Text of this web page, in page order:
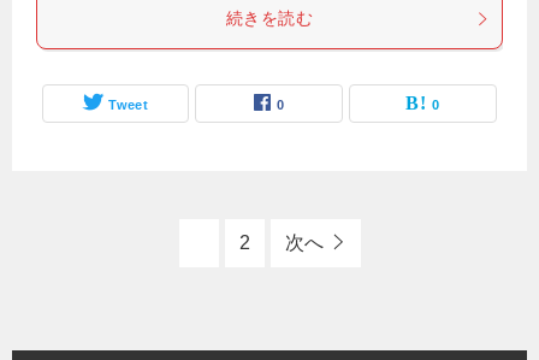
続きを読む
Tweet 0 0
2 次へ